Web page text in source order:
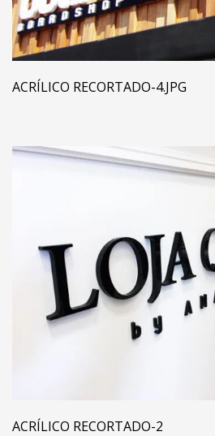
ACRÍLICO RECORTADO-4.JPG
ACRÍLICO RECORTADO-2